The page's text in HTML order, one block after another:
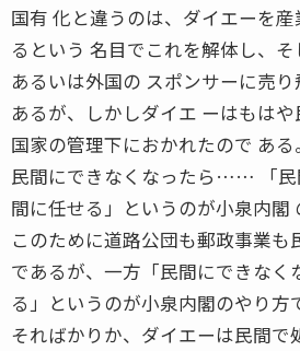
国有 化と違うのは、ダイエーを
るという 名目でこれを解体し、そ
あるいは外国の スポンサーに売
あるが、しかしダイエ ーはもは
国家の管理下におかれたので ある。
民間にできなくなったら…… 「民
間に任せる」というのが小泉内閣
このために道路公団も郵政事業も
であるが、一方「民間にできなく
る」というのが小泉内閣のやり方
そればかりか、ダイエーは民間で